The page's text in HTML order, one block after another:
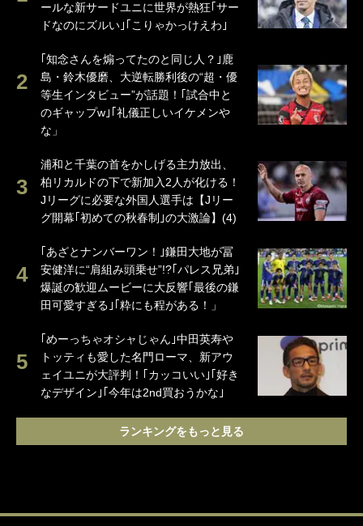
ールな新サードユニに世界が熱狂｢サー
ドなのにズルい｣｢こりゃかっけえわ｣
｢知念さんを煽ってたのと同じ人？｣鹿
島・鈴木優磨、大逆転勝利後の“超・優
等生インタビュー”が話題！｢試合中と
のギャップw｣｢礼儀正しいイケメンや
な」
浦和と千葉の首をかしげる主力放出、
柏リカルドの下で新加入2人が化ける！
Jリーグに必要な外国人選手は【Jリー
グ開幕｢初めての秋春制｣の大激論】(4)
｢あざとナンバーワン！｣鎌田大地が冨
安健洋に“肩組み頭乗せ”!?｢パレス兄弟｣
爆誕の歓迎ムービーに大反響｢最後の鎌
田可愛すぎる｣｢粋にも程がある！」
｢めーっちゃオシャじゃん｣中田英寿や
トッティも愛した名門ローマ、新アウ
ェイユニが大評判！｢カッコいい｣｢好き
なデザイン｣｢今年は2nd買おうかな｣
ランキングをもっと見る